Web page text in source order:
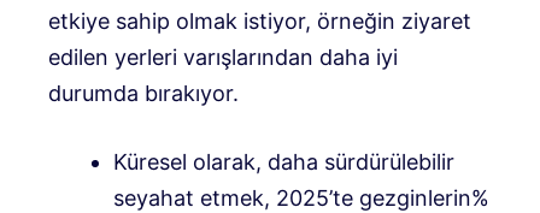
etkiye sahip olmak istiyor, örneğin ziyaret
edilen yerleri varışlarından daha iyi
durumda bırakıyor.
Küresel olarak, daha sürdürülebilir
seyahat etmek, 2025’te gezginlerin%